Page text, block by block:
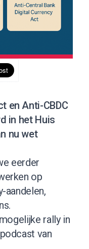
en Anti-CBDC
in het Huis
nu wet
eerder
op
aandelen,
rally in
van